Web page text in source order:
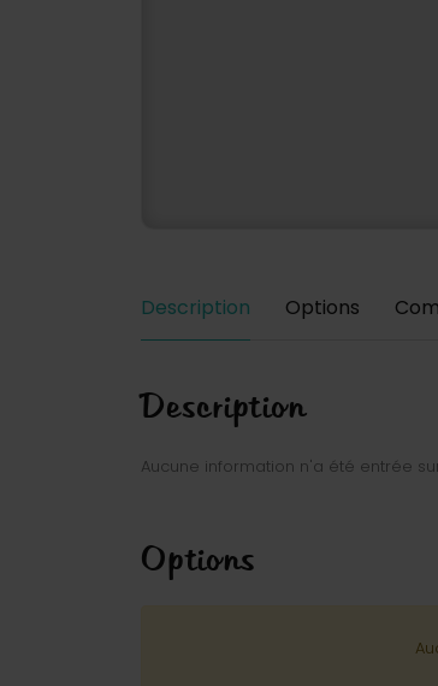
Description Options
Description
Aucune information n'a été entrée
Options